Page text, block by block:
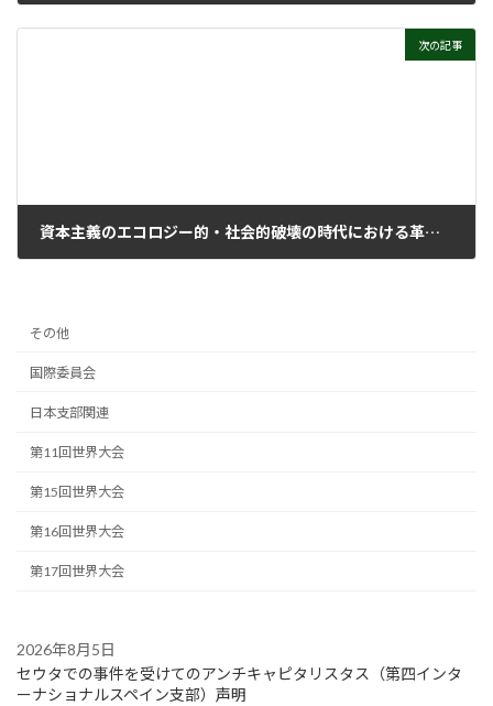
次の記事
資本主義のエコロジー的・社会的破壊の時代における革命的マルクス主義宣言
その他
国際委員会
日本支部関連
第11回世界大会
第15回世界大会
第16回世界大会
第17回世界大会
2026年8月5日
セウタでの事件を受けてのアンチキャピタリスタス（第四インタ
ーナショナルスペイン支部）声明